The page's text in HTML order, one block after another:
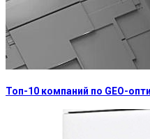
Топ-10 компаний по GEO-